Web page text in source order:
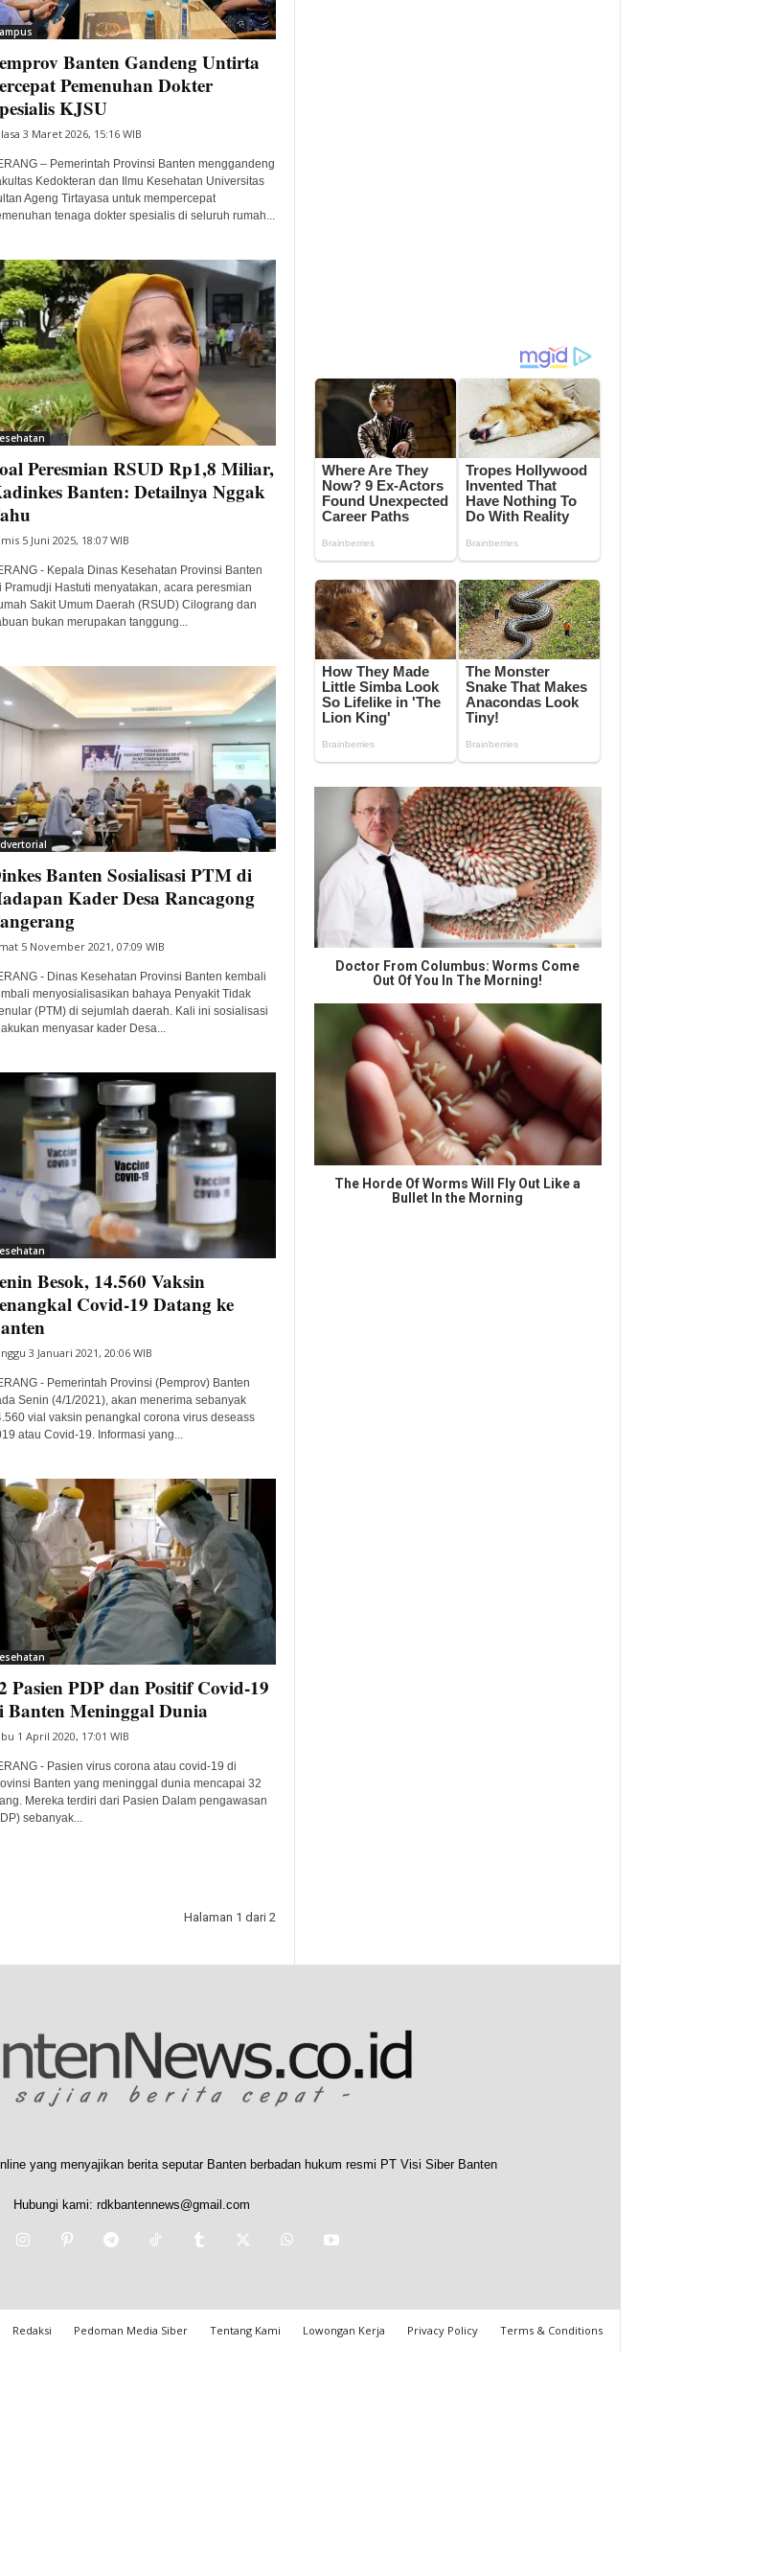
Banten Gandeng Untirta
Pemenuhan Dokter
KJSU
3 Maret 2026, 15:16 WIB
– Pemerintah Provinsi Banten menggandeng
Kedokteran dan Ilmu Kesehatan Universitas
Ageng Tirtayasa untuk mempercepat
tenaga dokter spesialis di seluruh rumah...
Peresmian RSUD Rp1,8 Miliar,
Banten: Detailnya Nggak
5 Juni 2025, 18:07 WIB
- Kepala Dinas Kesehatan Provinsi Banten
Pramudji Hastuti menyatakan, acara peresmian
Sakit Umum Daerah (RSUD) Cilograng dan
bukan merupakan tanggung...
Banten Sosialisasi PTM di
Kader Desa Rancagong
5 November 2021, 07:09 WIB
- Dinas Kesehatan Provinsi Banten kembali
menyosialisasikan bahaya Penyakit Tidak
(PTM) di sejumlah daerah. Kali ini sosialisasi
menyasar kader Desa...
Besok, 14.560 Vaksin
Covid-19 Datang ke
3 Januari 2021, 20:06 WIB
- Pemerintah Provinsi (Pemprov) Banten
Senin (4/1/2021), akan menerima sebanyak
vial vaksin penangkal corona virus deseass
atau Covid-19. Informasi yang...
Pasien PDP dan Positif Covid-19
Banten Meninggal Dunia
1 April 2020, 17:01 WIB
- Pasien virus corona atau covid-19 di
Banten yang meninggal dunia mencapai 32
Mereka terdiri dari Pasien Dalam pengawasan
sebanyak...
Halaman 1 dari 2
Doctor From Columbus: Worms Come
Out Of You In The Morning!
The Horde Of Worms Will Fly Out Like a
Bullet In the Morning
yang menyajikan berita seputar Banten berbadan hukum resmi PT Visi Siber Banten
Hubungi kami: rdkbantennews@gmail.com
Redaksi Pedoman Media Siber Tentang Kami Lowongan Kerja Privacy Policy Terms & Conditions